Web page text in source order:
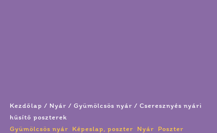
Kezdőlap / Nyár / Gyümölcsös nyár / Cseresznyés nyári
hűsítő poszterek
Gyümölcsös nyár, Képeslap, poszter, Nyár, Poszter